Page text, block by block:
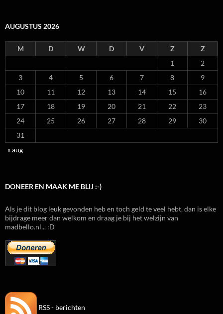
AUGUSTUS 2026
M D W D V Z
Z
1
2
3
4 5 6 7 8
9
10
11 12 13 14 15
16
17
18 19 20 21 22
23
24
25 26 27 28 29
30
31
« aug
DONEER EN MAAK ME BLIJ :-)
Als je dit blog leuk gevonden heb en toch geld te veel hebt, dan is elke
bijdrage meer dan welkom en draag je bij het welzijn van
madbello.nl... :D
RSS - berichten